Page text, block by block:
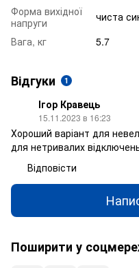
Форма вихідної
напруги
чиста
Вага, кг
5.7
Відгуки 1
Ігор Кравець
15.11.2023 в 16:23
Хороший варіант для
для нетривалих
Відповісти
Поширити у